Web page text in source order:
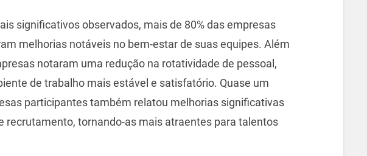
significativos observados, mais de 80% das empresas
melhorias notáveis no bem-estar de suas equipes. Além
notaram uma redução na rotatividade de pessoal,
de trabalho mais estável e satisfatório. Quase um
participantes também relatou melhorias significativas
recrutamento, tornando-as mais atraentes para talentos